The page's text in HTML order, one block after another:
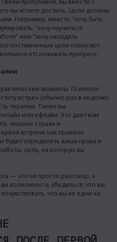
проблемой, вы вместе с
вы хотите достичь. Цели должны
Например, вместо “хочу быть
“хочу научиться
или “хочу наладить
поставленные цели помогают
и отслеживать прогресс.
моменты. Психолог
встреч (обычно раз в неделю)
терапии. Также вы
или офлайн. Это дает вам
лишние страхи и
встрече как правило
будет определять ваши права и
цель, на которую вы
— это не просто разговор, а
возможность убедиться, что вы
что вы не одни на